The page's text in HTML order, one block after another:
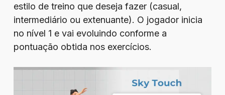
estilo de treino que deseja fazer (casual,
intermediário ou extenuante). O jogador inicia
no nível 1 e vai evoluindo conforme a
pontuação obtida nos exercícios.